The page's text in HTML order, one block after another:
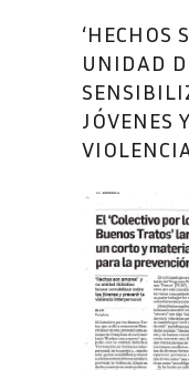
‘HECHOS
UNIDAD
JÓVENES